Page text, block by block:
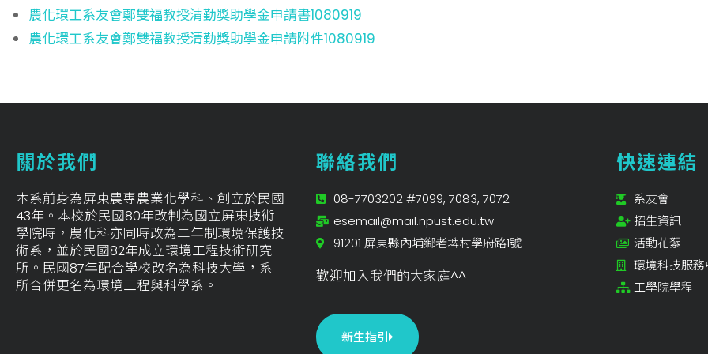
農化環工系友會鄭雙福教授清勤獎助學金申請書1080919
農化環工系友會鄭雙福教授清勤獎助學金申請附件1080919
關於我們
本系前身為屏東農專農業化學科、創立於民國
43年。本校於民國80年改制為國立屏東技術
學院時，農化科亦同時改為二年制環境保護技
術系，並於民國82年成立環境工程技術研究
所。民國87年配合學校改名為科技大學，系
所合併更名為環境工程與科學系。
聯絡我們
08-7703202 #7099, 7083, 7072
esemail@mail.npust.edu.tw
91201 屏東縣內埔鄉老埤村學府路1號
歡迎加入我們的大家庭^^
新生指引
快速連結
系友會
招生資訊
活動花絮
環境科技服
工學院學程